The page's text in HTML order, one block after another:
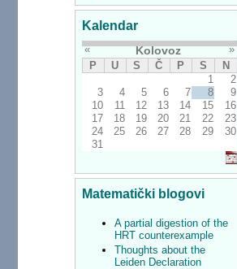
Kalendar
« Kolovoz
»
P
U S Č P S
N
1
2
3
4 5 6 7 8
9
10
11 12 13 14 15
16
17
18 19 20 21 22
23
24
25 26 27 28 29
30
31
Matematički blogovi
A partial digestion of the
HRT counterexample
Thoughts about the
Leiden Declaration